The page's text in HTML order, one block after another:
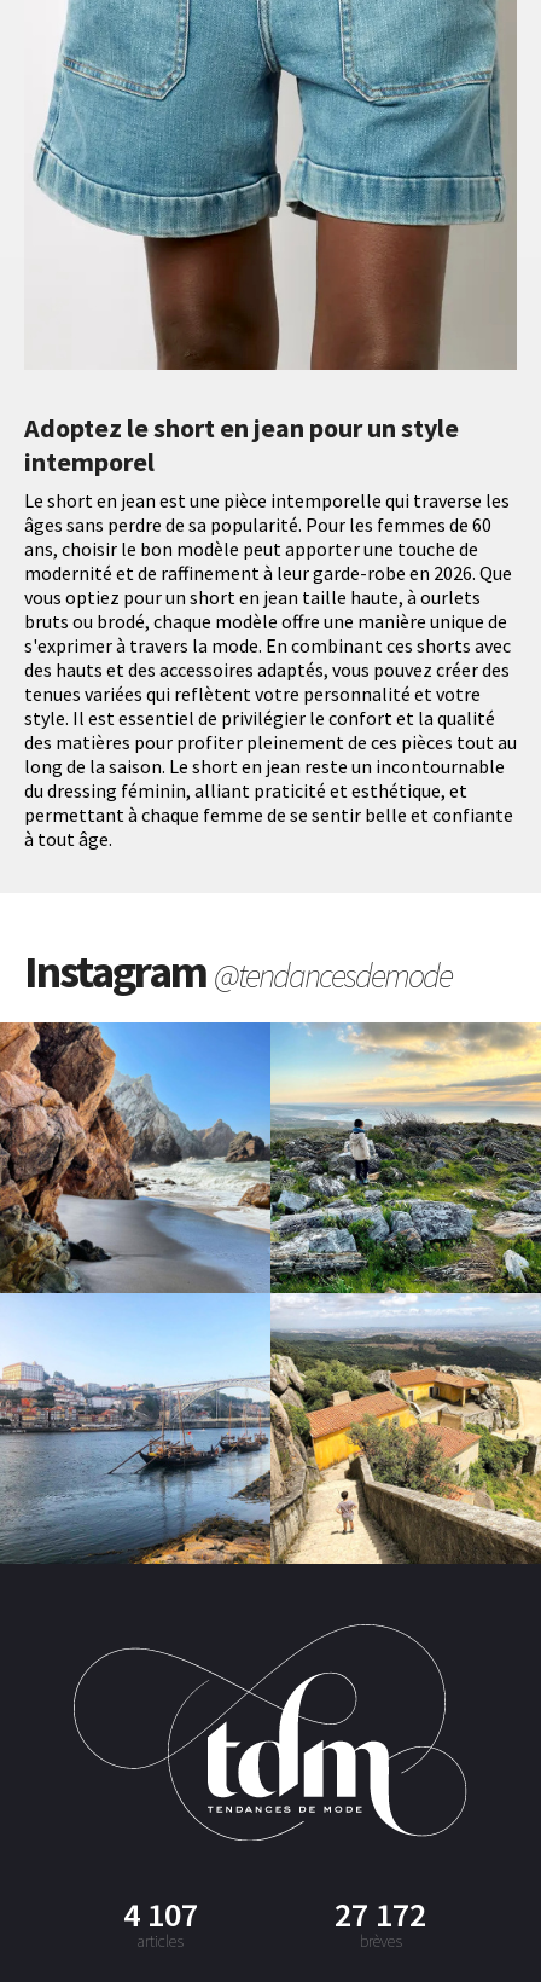
Adoptez le short en jean pour un style
intemporel
Le short en jean est une pièce intemporelle qui traverse les
âges sans perdre de sa popularité. Pour les femmes de 60
ans, choisir le bon modèle peut apporter une touche de
modernité et de raffinement à leur garde-robe en 2026. Que
vous optiez pour un short en jean taille haute, à ourlets
bruts ou brodé, chaque modèle offre une manière unique de
s'exprimer à travers la mode. En combinant ces shorts avec
des hauts et des accessoires adaptés, vous pouvez créer des
tenues variées qui reflètent votre personnalité et votre
style. Il est essentiel de privilégier le confort et la qualité
des matières pour profiter pleinement de ces pièces tout au
long de la saison. Le short en jean reste un incontournable
du dressing féminin, alliant praticité et esthétique, et
permettant à chaque femme de se sentir belle et confiante
à tout âge.
Instagram@tendancesdemode
4 107
articles
27 172
brèves